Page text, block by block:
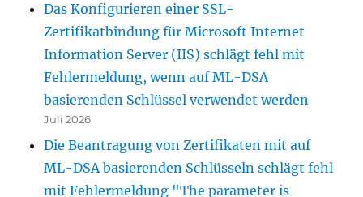
Das Konfigurieren einer SSL-
Zertifikatbindung für Microsoft Internet
Information Server (IIS) schlägt fehl mit
Fehlermeldung, wenn auf ML-DSA
basierenden Schlüssel verwendet werden
Juli 2026
Die Beantragung von Zertifikaten mit auf
ML-DSA basierenden Schlüsseln schlägt fehl
mit Fehlermeldung "The parameter is